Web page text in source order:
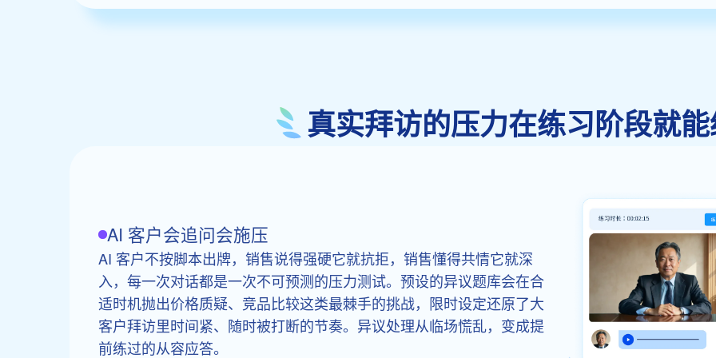
真实拜访的压力在练习阶段就
AI 客户会追问会施压
AI 客户不按脚本出牌，销售说得强硬它就抗拒，销售懂得共情它就深
入，每一次对话都是一次不可预测的压力测试。预设的异议题库会在合
适时机抛出价格质疑、竞品比较这类最棘手的挑战，限时设定还原了大
客户拜访里时间紧、随时被打断的节奏。异议处理从临场慌乱，变成提
前练过的从容应答。